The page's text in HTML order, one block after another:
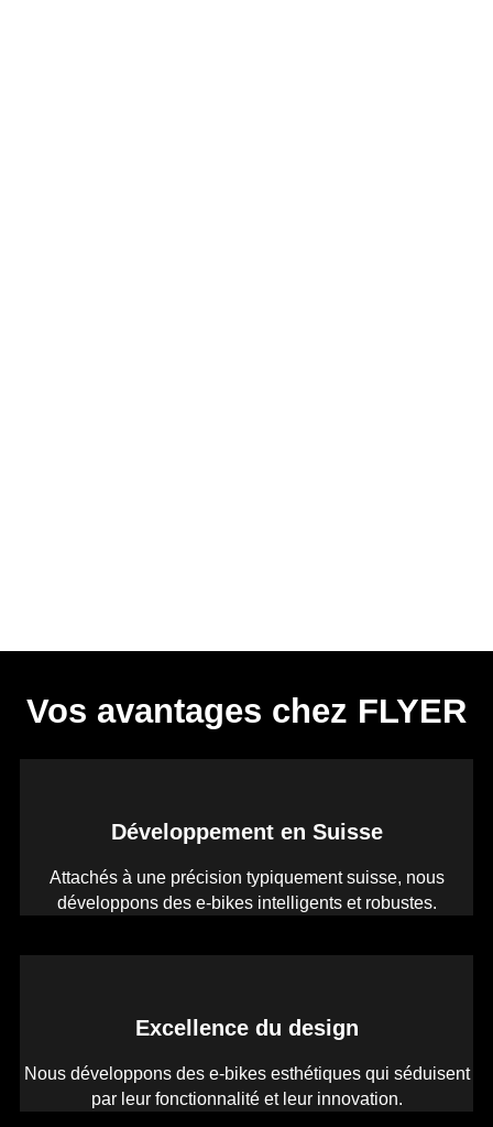
Vos avantages chez FLYER
Développement en Suisse
Attachés à une précision typiquement suisse, nous
développons des e-bikes intelligents et robustes.
Excellence du design
Nous développons des e-bikes esthétiques qui séduisent
par leur fonctionnalité et leur innovation.